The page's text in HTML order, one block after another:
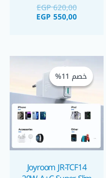
EGP620,00
EGP 550,00
خصم 11%
خصم 11%
Joyroom JR-TCF14
السعر
هو:
370,00.
السعر
330,00.